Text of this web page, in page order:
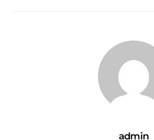
admin